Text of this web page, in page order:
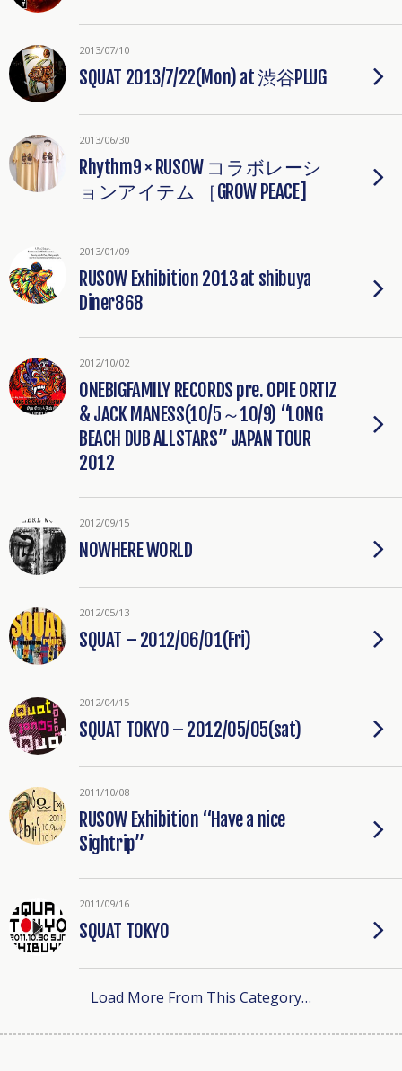
2013/07/10
SQUAT 2013/7/22(Mon) at 渋谷PLUG
2013/06/30
Rhythm9 × RUSOW コラボレーシ
ョンアイテム ［GROW PEACE]
2013/01/09
RUSOW Exhibition 2013 at shibuya
Diner868
2012/10/02
ONEBIGFAMILY RECORDS pre. OPIE ORTIZ
& JACK MANESS(10/5～10/9) “LONG
BEACH DUB ALLSTARS” JAPAN TOUR
2012
2012/09/15
NOWHERE WORLD
2012/05/13
SQUAT – 2012/06/01(Fri)
2012/04/15
SQUAT TOKYO – 2012/05/05(sat)
2011/10/08
RUSOW Exhibition “Have a nice
Sightrip”
2011/09/16
SQUAT TOKYO
Load More From This Category…